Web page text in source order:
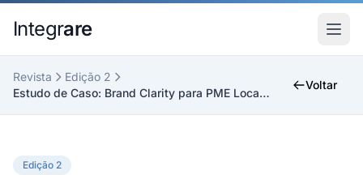
Integrare
Revista
Edição 2
Estudo de Caso: Brand Clarity para PME Local — Dia...
Voltar
Edição 2